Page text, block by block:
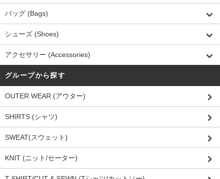
バッグ (Bags)
シューズ (Shoes)
アクセサリー (Accessories)
グループから探す
OUTER WEAR (アウター)
SHIRTS (シャツ)
SWEAT(スウェット)
KNIT (ニット/セーター)